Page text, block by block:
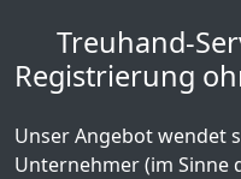
Treuhand-
Registrierung
Unser Angebot wendet
Unternehmer (im Sinne